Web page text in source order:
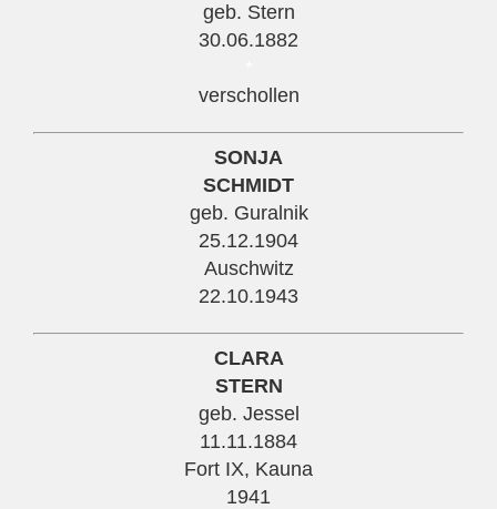
geb. Stern
30.06.1882
verschollen
SONJA
SCHMIDT
geb. Guralnik
25.12.1904
Auschwitz
22.10.1943
CLARA
STERN
geb. Jessel
11.11.1884
Fort IX, Kauna
1941